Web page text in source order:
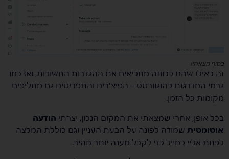
בסוף מצאתי!
זה כאילו שהם בכוונה מחביאים את ההגדרות החשובות, ואז כמו
גרמי המדרגות בהוגוורטס – הפיצ'רים והתפריטים גם מחליפים
מקומות כל הזמן.
בכל אופן, אחרי שמצאתי את המקום הנכון, יצרתי הודעה
אוטומטית שמודה לפונה על הבעת העניין וגם כוללת המלצה
לפנות אליי במייל כדי לקבל מענה יותר מהיר.